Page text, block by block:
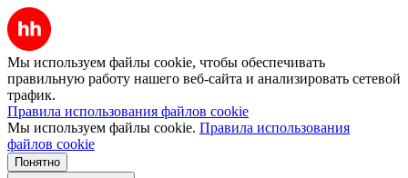
Мы используем файлы cookie, чтобы обеспечивать
правильную работу нашего веб-сайта и анализировать сетевой
трафик.
Правила использования файлов cookie
Мы используем файлы cookie. Правила использования
файлов cookie
Понятно